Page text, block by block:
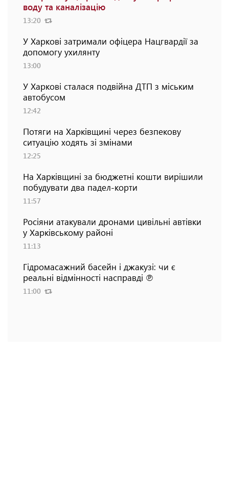
воду та каналізацію
13:20
У Харкові затримали офіцера Нацгвардії за
допомогу ухилянту
13:00
У Харкові сталася подвійна ДТП з міським
автобусом
12:42
Потяги на Харківщині через безпекову
ситуацію ходять зі змінами
12:25
На Харківщині за бюджетні кошти вирішили
побудувати два падел-корти
11:57
Росіяни атакували дронами цивільні автівки
у Харківському районі
11:13
Гідромасажний басейн і джакузі: чи є
реальні відмінності насправді ℗
11:00